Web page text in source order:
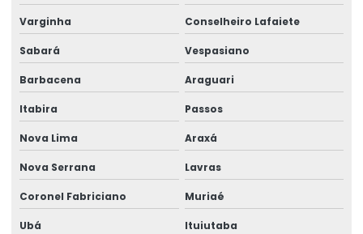
Varginha Conselheiro Lafaiete
Sabará Vespasiano
Barbacena Araguari
Itabira Passos
Nova Lima Araxá
Nova Serrana Lavras
Coronel Fabriciano Muriaé
Ubá Ituiutaba